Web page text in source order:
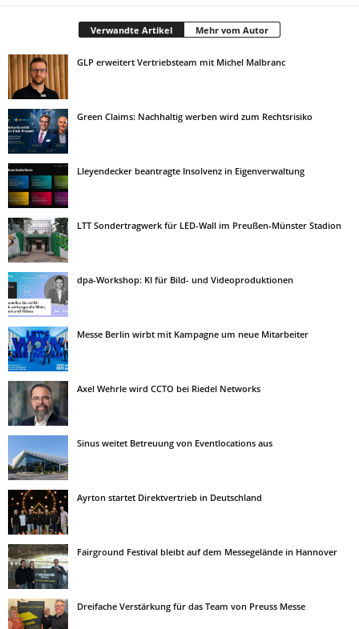
Verwandte Artikel Mehr vom Autor
GLP erweitert Vertriebsteam mit Michel Malbranc
Green Claims: Nachhaltig werben wird zum Rechtsrisiko
Lleyendecker beantragte Insolvenz in Eigenverwaltung
LTT Sondertragwerk für LED-Wall im Preußen-Münster Stadion
dpa-Workshop: KI für Bild- und Videoproduktionen
Messe Berlin wirbt mit Kampagne um neue Mitarbeiter
Axel Wehrle wird CCTO bei Riedel Networks
Sinus weitet Betreuung von Eventlocations aus
Ayrton startet Direktvertrieb in Deutschland
Fairground Festival bleibt auf dem Messegelände in Hannover
Dreifache Verstärkung für das Team von Preuss Messe